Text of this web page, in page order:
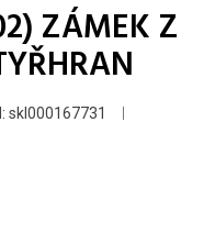
ZÁMEK Z
skl000167731